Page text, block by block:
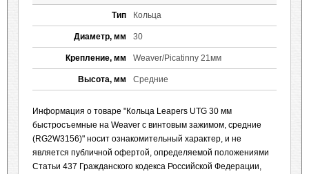
Тип Кольца
Диаметр, мм 30
Крепление, мм Weaver/Picatinny 21мм
Высота, мм Средние
Информация о товаре "Кольца Leapers UTG 30 мм
быстросъемные на Weaver с винтовым зажимом, средние
(RG2W3156)" носит ознакомительный характер, и не
является публичной офертой, определяемой положениями
Статьи 437 Гражданского кодекса Российской Федерации,